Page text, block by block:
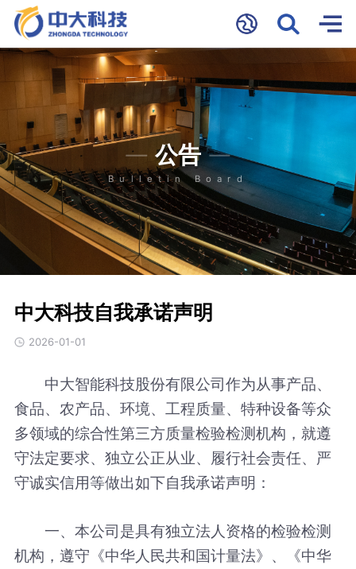
公告
Bulletin Board
中大科技自我承诺声明
2026-01-01
中大智能科技股份有限公司作为从事产品、
食品、农产品、环境、工程质量、特种设备等众
多领域的综合性第三方质量检验检测机构，就遵
守法定要求、独立公正从业、履行社会责任、严
守诚实信用等做出如下自我承诺声明：
一、本公司是具有独立法人资格的检验检测
机构，遵守《中华人民共和国计量法》、《中华